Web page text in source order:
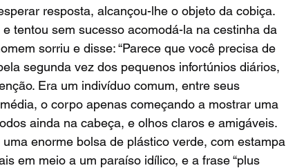
resposta, alcançou-lhe o objeto da cobiça.
tentou sem sucesso acomodá-la na cestinha da
sorriu e disse: “Parece que você precisa de
segunda vez dos pequenos infortúnios diários,
Era um indivíduo comum, entre seus
o corpo apenas começando a mostrar uma
ainda na cabeça, e olhos claros e amigáveis.
enorme bolsa de plástico verde, com estampa
em meio a um paraíso idílico, e a frase “plus